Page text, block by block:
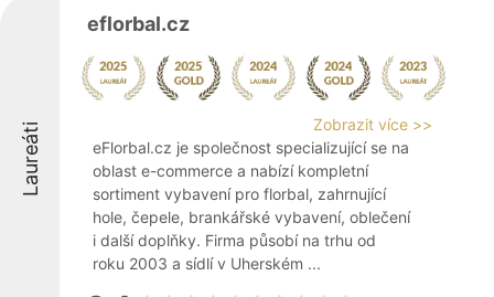
Laureáti
eflorbal.cz
Zobrazit více >>
eFlorbal.cz je společnost specializující se na
oblast e-commerce a nabízí kompletní
sortiment vybavení pro florbal, zahrnující
hole, čepele, brankářské vybavení, oblečení
i další doplňky. Firma působí na trhu od
roku 2003 a sídlí v Uherském ...